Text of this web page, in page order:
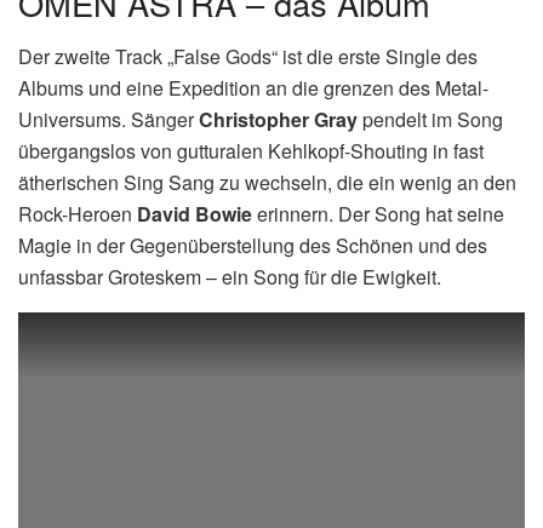
Der zweite Track „False Gods“ ist die erste Single des
Albums und eine Expedition an die grenzen des Metal-
Universums. SängerChristopher Graypendelt im Song
übergangslos von gutturalen Kehlkopf-Shouting in fast
ätherischen Sing Sang zu wechseln, die ein wenig an den
Rock-Heroen David Bowieerinnern. Der Song hat seine
Magie in der Gegenüberstellung des Schönen und des
unfassbar Groteskem – ein Song für die Ewigkeit.